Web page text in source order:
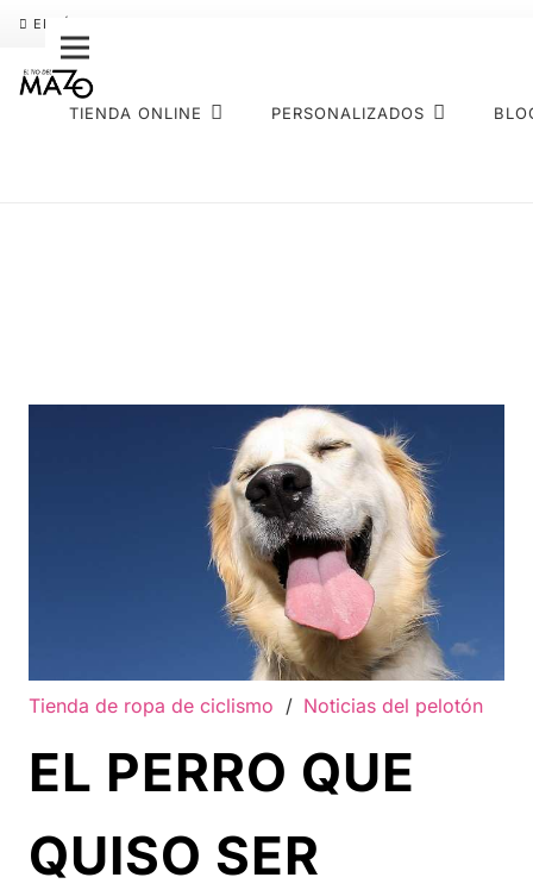
ENVÍO GRATIS
TIENDA ONLINE PERSONALIZADOS
Tienda de ropa de ciclismo / Noticias del pelotón
EL PERRO QUE
QUISO SER